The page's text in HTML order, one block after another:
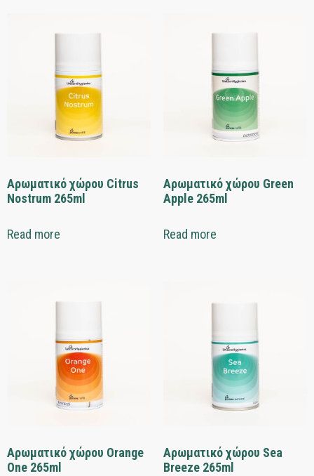
Αρωματικό χώρου Citrus
Nostrum 265ml
Read more
Αρωματικό χώρου Green
Apple 265ml
Read more
Αρωματικό χώρου Orange
One 265ml
Αρωματικό χώρου Sea
Breeze 265ml